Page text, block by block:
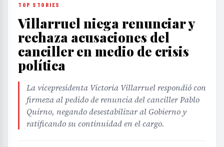
TOP STORIES
Villarruel niega renunciar y
rechaza acusaciones del
canciller en medio de crisis
política
La vicepresidenta Victoria Villarruel respondió con
firmeza al pedido de renuncia del canciller Pablo
Quirno, negando desestabilizar al Gobierno y
ratificando su continuidad en el cargo.